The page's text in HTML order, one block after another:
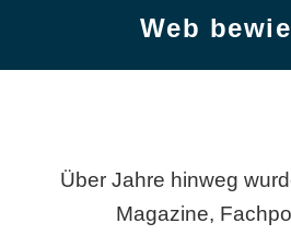
Web
Über Jahre hinweg
Magazine,